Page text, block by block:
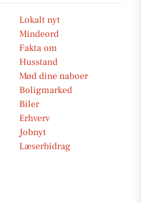
Lokalt nyt
Mindeord
Fakta om
Husstand
Mød dine naboer
Boligmarked
Biler
Erhverv
Jobnyt
Læserbidrag